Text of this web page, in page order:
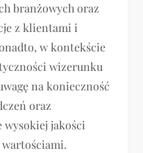
branżowych oraz
z klientami i
w kontekście
wizerunku
na konieczność
oraz
jakości
wartościami.